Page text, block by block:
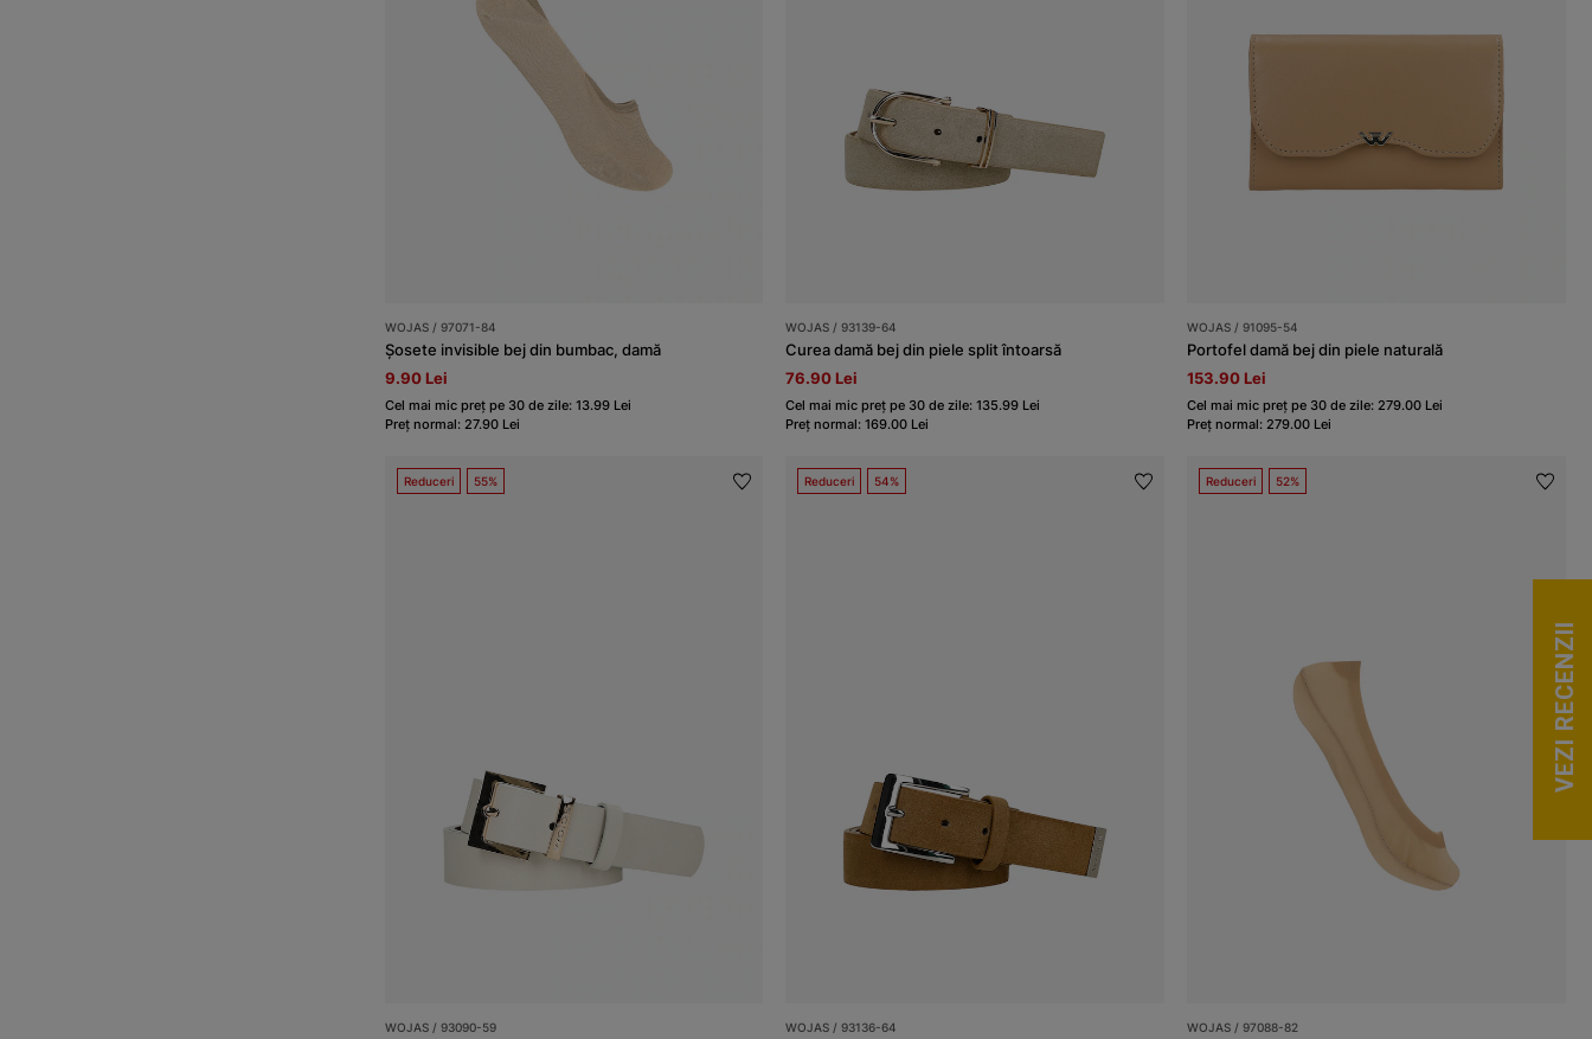
WOJAS / 97071-84
Șosete invisible bej din bumbac, damă
9.90 Lei
Cel mai mic preț pe 30 de zile: 13.99 Lei
Preț normal: 27.90 Lei
WOJAS / 93139-64
Curea damă bej din piele split întoarsă
76.90 Lei
Cel mai mic preț pe 30 de zile: 135.99 Lei
Preț normal: 169.00 Lei
WOJAS / 91095-54
Portofel damă bej din piele naturală
153.90 Lei
Cel mai mic preț pe 30 de zile: 279.00 Lei
Preț normal: 279.00 Lei
Reduceri 55%
WOJAS / 93090-59
Reduceri 54%
WOJAS / 93136-64
Reduceri 52%
WOJAS / 97088-82
VEZI RECENZII